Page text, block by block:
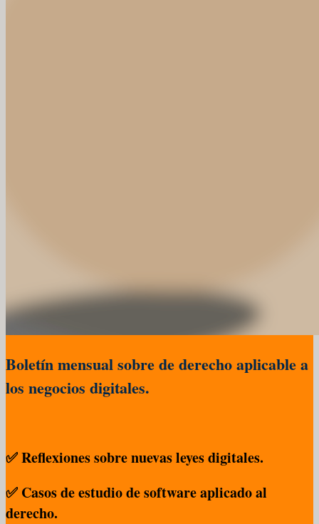
Boletín mensual sobre de derecho aplicable a
los negocios digitales.
✅ Reflexiones sobre nuevas leyes digitales.
✅ Casos de estudio de software aplicado al
derecho.